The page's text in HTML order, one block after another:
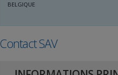
BELGIQUE
Contact SAV